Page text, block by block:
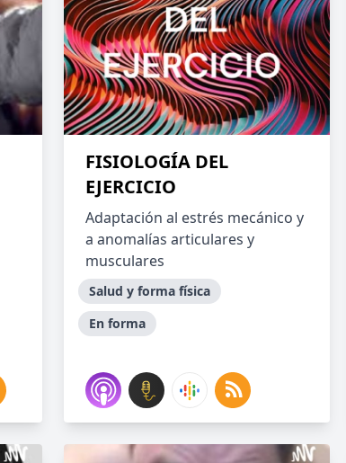
FISIOLOGÍA DEL
EJERCICIO
Adaptación al estrés mecánico y
a anomalías articulares y
musculares
Salud y forma física
En forma